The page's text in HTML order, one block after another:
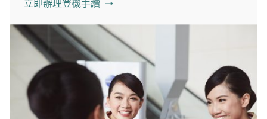
立即辦理登機手續